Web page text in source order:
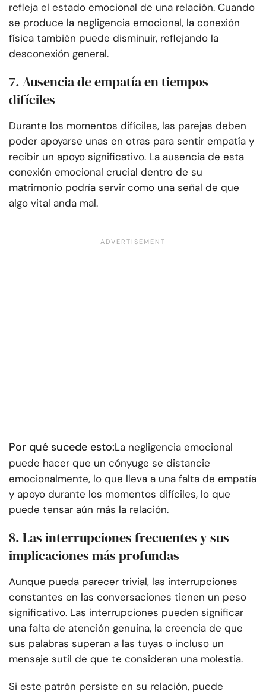
refleja el estado emocional de una relación. Cuando
se produce la negligencia emocional, la conexión
física también puede disminuir, reflejando la
desconexión general.
7. Ausencia de empatía en tiempos
difíciles
Durante los momentos difíciles, las parejas deben
poder apoyarse unas en otras para sentir empatía y
recibir un apoyo significativo. La ausencia de esta
conexión emocional crucial dentro de su
matrimonio podría servir como una señal de que
algo vital anda mal.
Por qué sucede esto:La negligencia emocional
puede hacer que un cónyuge se distancie
emocionalmente, lo que lleva a una falta de empatía
y apoyo durante los momentos difíciles, lo que
puede tensar aún más la relación.
8. Las interrupciones frecuentes y sus
implicaciones más profundas
Aunque pueda parecer trivial, las interrupciones
constantes en las conversaciones tienen un peso
significativo. Las interrupciones pueden significar
una falta de atención genuina, la creencia de que
sus palabras superan a las tuyas o incluso un
mensaje sutil de que te consideran una molestia.
Si este patrón persiste en su relación, puede